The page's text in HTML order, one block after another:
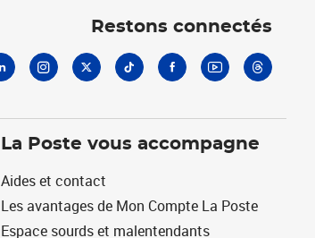
Restons connectés
La Poste vous accompagne
Aides et contact
Les avantages de Mon Compte La Poste
Espace sourds et malentendants